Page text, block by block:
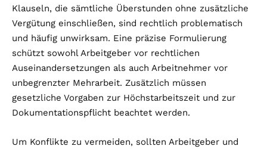
Klauseln, die sämtliche Überstunden ohne zusätzliche
Vergütung einschließen, sind rechtlich problematisch
und häufig unwirksam. Eine präzise Formulierung
schützt sowohl Arbeitgeber vor rechtlichen
Auseinandersetzungen als auch Arbeitnehmer vor
unbegrenzter Mehrarbeit. Zusätzlich müssen
gesetzliche Vorgaben zur Höchstarbeitszeit und zur
Dokumentationspflicht beachtet werden.
Um Konflikte zu vermeiden, sollten Arbeitgeber und